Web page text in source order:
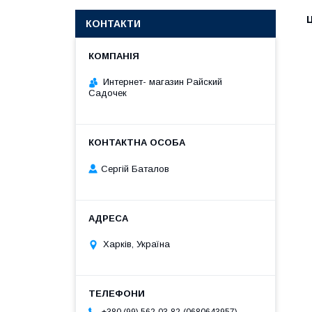
КОНТАКТИ
Интернет- магазин Райский
Садочек
Сергій Баталов
Харків, Україна